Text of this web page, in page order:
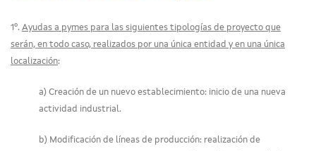
1º. Ayudas a pymes para las siguientes tipologías de proyecto que
serán, en todo caso, realizados por una única entidad y en una única
localización:
a) Creación de un nuevo establecimiento: inicio de una nueva
actividad industrial.
b) Modificación de líneas de producción: realización de